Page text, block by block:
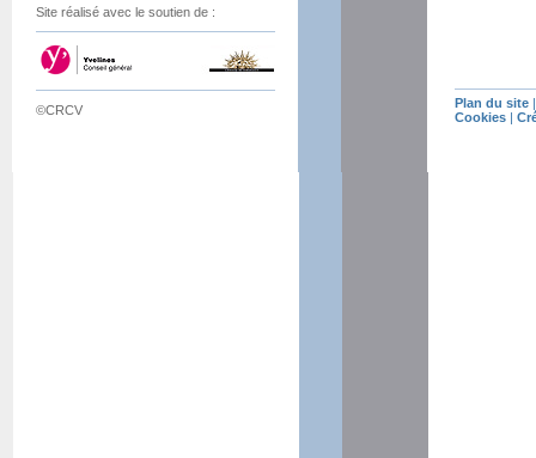
Site réalisé avec le soutien de :
©CRCV Plan du site
Cookies |